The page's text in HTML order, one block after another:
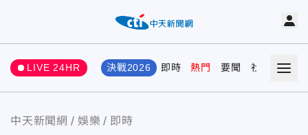
LIVE 24HR 決戰2026 即時 熱門 要聞 社會 娛樂
中天新聞網 娛樂 即時